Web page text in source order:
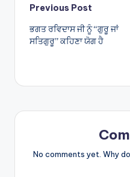
Post
navigation
Previous Post
ਭਗਤ ਰਵਿਦਾਸ ਜੀ ਨੂੰ “ਗੁਰੂ ਜਾਂ
ਸਤਿਗੁਰੂ” ਕਹਿਣਾ ਯੋਗ ਹੈ
No comments yet. Why